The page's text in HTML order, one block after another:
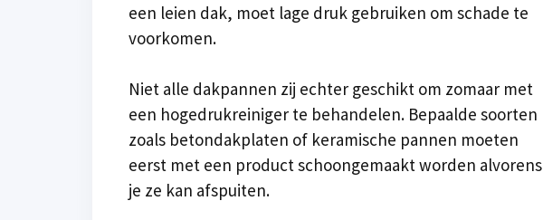
een leien dak, moet lage druk gebruiken om schade te
voorkomen.
Niet alle dakpannen zij echter geschikt om zomaar met
een hogedrukreiniger te behandelen. Bepaalde soorten
zoals betondakplaten of keramische pannen moeten
eerst met een product schoongemaakt worden alvorens
je ze kan afspuiten.